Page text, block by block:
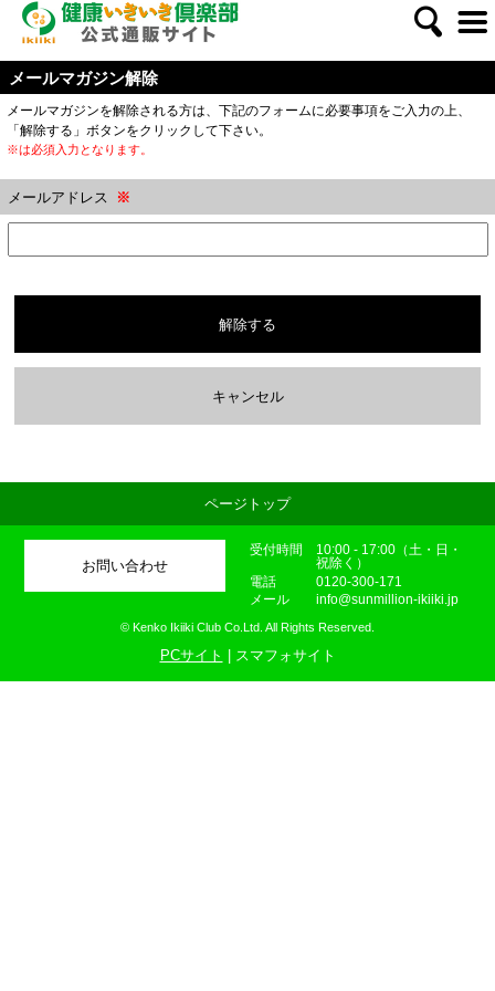
メールマガジン解除
メールマガジンを解除される方は、下記のフォームに必要事項をご入力の上、
「解除する」ボタンをクリックして下さい。
※は必須入力となります。
メールアドレス ※
解除する
キャンセル
ページトップ
お問い合わせ
受付時間
10:00 - 17:00（土・日・
祝除く）
電話
0120-300-171
メール
info@sunmillion-ikiiki.jp
© Kenko Ikiiki Club Co.Ltd. All Rights Reserved.
PCサイト | スマフォサイト